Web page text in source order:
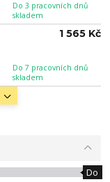
Do 3 pracovních dnů
skladem
Do 7 pracovních dnů
skladem
1 565 Kč
Do